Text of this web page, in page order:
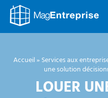
Mag
Entreprise
Accueil» Services aux
une solution
LOUER